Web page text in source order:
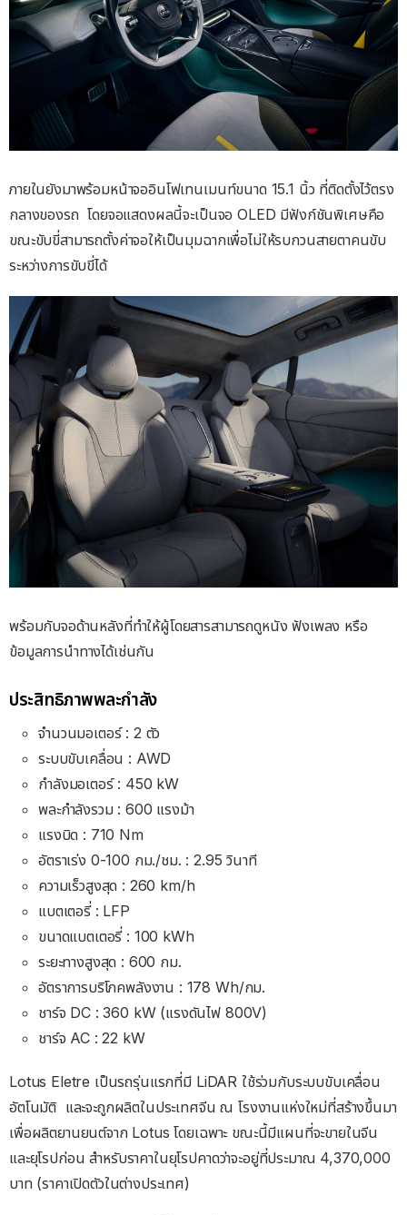
ภายในยังมาพร้อมหน้าจออินโฟเทนเมนท์ขนาด 15.1 นิ้ว ที่ติดตั้งไว้ตรง
กลางของรถ โดยจอแสดงผลนี้จะเป็นจอ OLED มีฟังก์ชันพิเศษคือ
ขณะขับขี่สามารถตั้งค่าจอให้เป็นมุมฉากเพื่อไม่ให้รบกวนสายตาคนขับ
ระหว่างการขับขี่ได้
พร้อมกับจอด้านหลังที่ทำให้ผู้โดยสารสามารถดูหนัง ฟังเพลง หรือ
ข้อมูลการนำทางได้เช่นกัน
ประสิทธิภาพพละกำลัง
จำนวนมอเตอร์ : 2 ตัว
ระบบขับเคลื่อน : AWD
กำลังมอเตอร์ : 450 kW
พละกำลังรวม : 600 แรงม้า
แรงบิด : 710 Nm
อัตราเร่ง 0-100 กม./ชม. : 2.95 วินาที
ความเร็วสูงสุด : 260 km/h
แบตเตอรี่ : LFP
ขนาดแบตเตอรี่ : 100 kWh
ระยะทางสูงสุด : 600 กม.
อัตราการบริโภคพลังงาน : 178 Wh/กม.
ชาร์จ DC : 360 kW (แรงดันไฟ 800V)
ชาร์จ AC : 22 kW
Lotus Eletre เป็นรถรุ่นแรกที่มี LiDAR ใช้ร่วมกับระบบขับเคลื่อน
อัตโนมัติ และจะถูกผลิตในประเทศจีน ณ โรงงานแห่งใหม่ที่สร้างขึ้นมา
เพื่อผลิตยานยนต์จาก Lotus โดยเฉพาะ ขณะนี้มีแผนที่จะขายในจีน
และยุโรปก่อน สำหรับราคาในยุโรปคาดว่าจะอยู่ที่ประมาณ 4,370,000
บาท (ราคาเปิดตัวในต่างประเทศ)